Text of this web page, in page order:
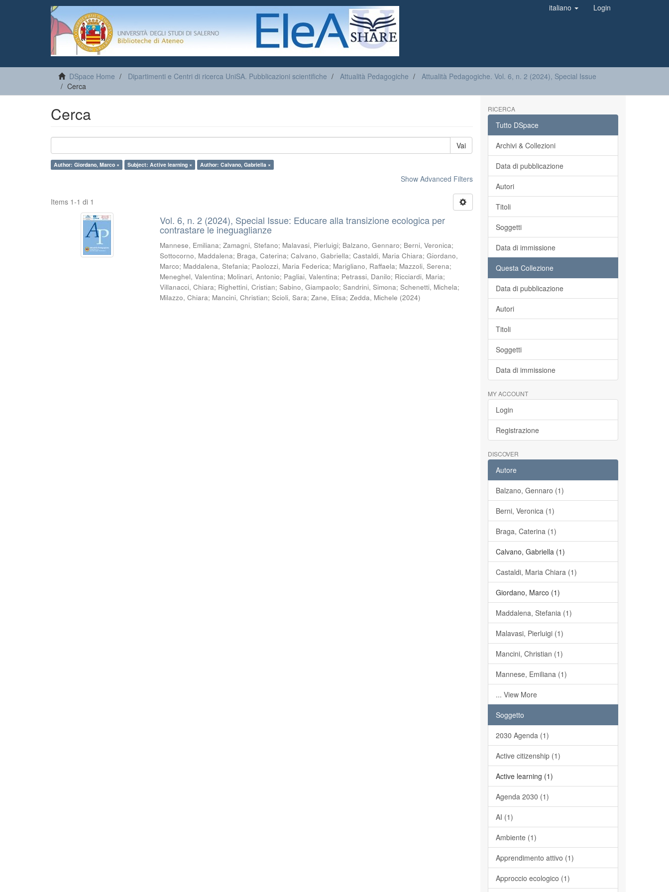
italiano Login
DSpace Home Dipartimenti e Centri di ricerca UniSA. Pubblicazioni scientifiche Attualità Pedagogiche
Attualità Pedagogiche. Vol. 6, n. 2 (2024), Special Issue
Cerca
Cerca
Vai
Author: Giordano, Marco × Subject: Active learning × Author: Calvano, Gabriella ×
Show Advanced Filters
Items 1-1 di 1
Vol. 6, n. 2 (2024), Special Issue: Educare alla transizione ecologica per
contrastare le ineguaglianze
Mannese, Emiliana;Zamagni, Stefano; Malavasi, Pierluigi; Balzano, Gennaro; Berni, Veronica;
Sottocorno, Maddalena; Braga, Caterina;Calvano, Gabriella;Castaldi, Maria Chiara;Giordano,
Marco; Maddalena, Stefania; Paolozzi, Maria Federica; Marigliano, Raffaela; Mazzoli, Serena;
Meneghel, Valentina; Molinari, Antonio; Pagliai, Valentina; Petrassi, Danilo; Ricciardi, Maria;
Villanacci, Chiara; Righettini, Cristian;Sabino, Giampaolo;Sandrini, Simona;Schenetti, Michela;
Milazzo, Chiara; Mancini, Christian;Scioli, Sara;Zane, Elisa;Zedda, Michele (2024)
RICERCA
Tutto DSpace
Archivi & Collezioni
Data di pubblicazione
Autori
Titoli
Soggetti
Data di immissione
Questa Collezione
Data di pubblicazione
Autori
Titoli
Soggetti
Data di immissione
MY ACCOUNT
Login
Registrazione
DISCOVER
Autore
Balzano, Gennaro (1)
Berni, Veronica (1)
Braga, Caterina (1)
Calvano, Gabriella (1)
Castaldi, Maria Chiara (1)
Giordano, Marco (1)
Maddalena, Stefania (1)
Malavasi, Pierluigi (1)
Mancini, Christian (1)
Mannese, Emiliana (1)
... View More
Soggetto
2030 Agenda (1)
Active citizenship (1)
Active learning (1)
Agenda 2030 (1)
AI (1)
Ambiente (1)
Apprendimento attivo (1)
Approccio ecologico (1)